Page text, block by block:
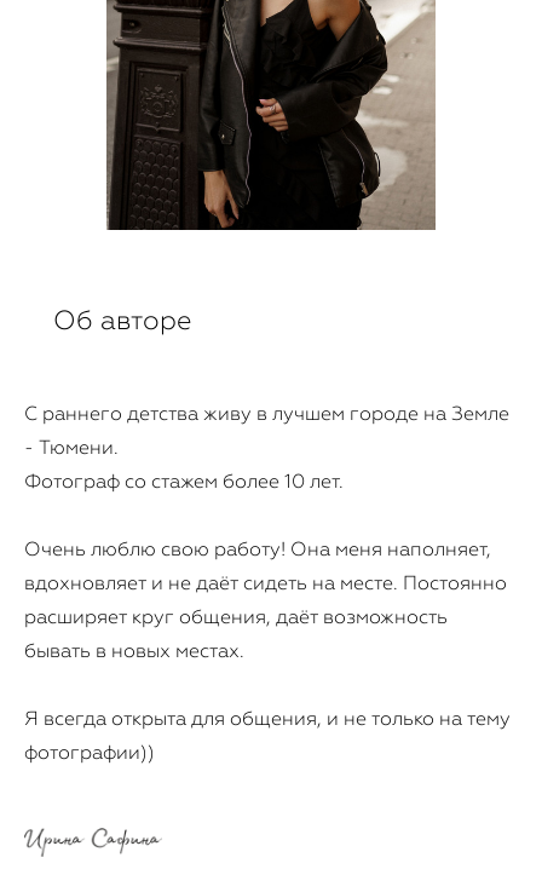
Об авторе
С раннего детства живу в лучшем городе на Земле
- Тюмени.
Фотограф со стажем более 10 лет.
Очень люблю свою работу! Она меня наполняет,
вдохновляет и не даёт сидеть на месте. Постоянно
расширяет круг общения, даёт возможность
бывать в новых местах.
Я всегда открыта для общения, и не только на тему
фотографии))